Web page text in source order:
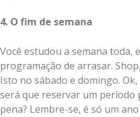
4. O fim de semana
Você estudou a semana toda,
programação de arrasar.
Isto no sábado e domingo.
será que reservar um período
pena? Lembre-se, é só um